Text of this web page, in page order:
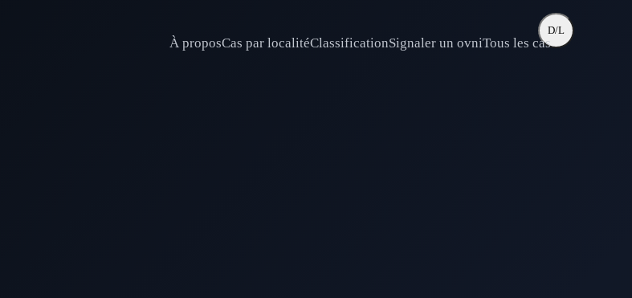
À proposCas par localitéClassificationSignaler un ovniTous les cas
D/L